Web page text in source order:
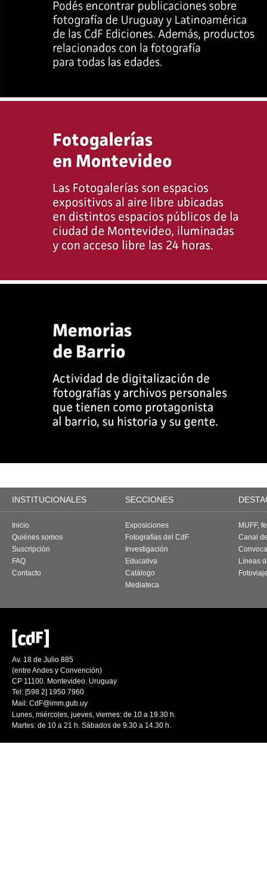
INSTITUCIONALES SECCIONES
Inicio
Quiénes somos
Suscripción
FAQ
Contacto
Exposiciones
Fotografías del CdF
Investigación
Educativa
Catálogo
Mediateca
MUFF,
Canal
Líneas
Av. 18 de Julio 885
(entre Andes y Convención)
CP 11100. Montevideo. Uruguay
Tel: [598 2] 1950 7960
Mail: CdF@imm.gub.uy
Lunes, miércoles, jueves, viernes: de 10 a 19.30 h.
Martes: de 10 a 21 h. Sábados de 9.30 a 14.30 h.